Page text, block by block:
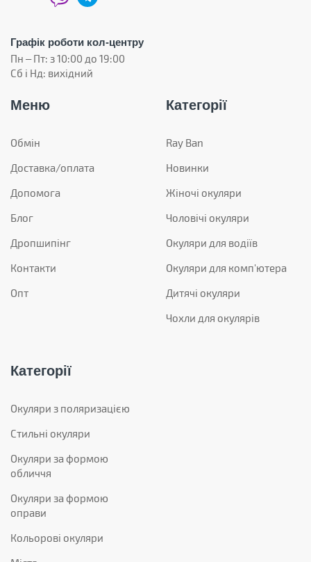
Графік роботи кол-центру
Пн – Пт: з 10:00 до 19:00
Сб і Нд: вихідний
Меню
Обмін
Доставка/оплата
Допомога
Блог
Дропшипінг
Контакти
Опт
Категорії
Ray Ban
Новинки
Жіночі окуляри
Чоловічі окуляри
Окуляри для водіїв
Окуляри для комп'ютера
Дитячі окуляри
Чохли для окулярів
Категорії
Окуляри з поляризацією
Стильні окуляри
Окуляри за формою
обличчя
Окуляри за формою
оправи
Кольорові окуляри